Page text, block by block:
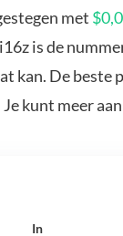
met
is de
kan. De
kunt meer
In